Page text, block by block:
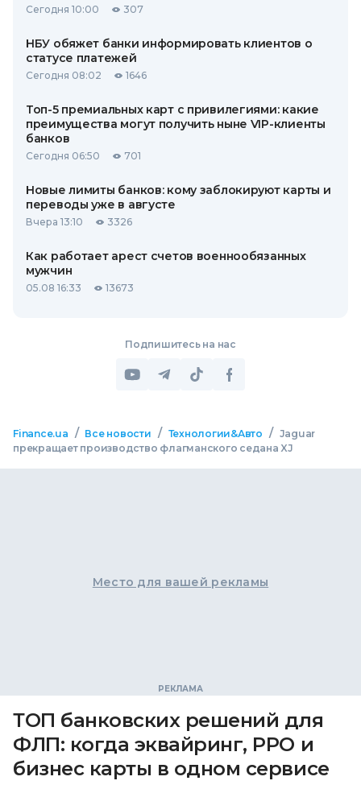
Сегодня 10:00 307
НБУ обяжет банки информировать клиентов о
статусе платежей
Сегодня 08:02 1646
Топ-5 премиальных карт с привилегиями: какие
преимущества могут получить ныне VIP-клиенты
банков
Сегодня 06:50 701
Новые лимиты банков: кому заблокируют карты и
переводы уже в августе
Вчера 13:10 3326
Как работает арест счетов военнообязанных
мужчин
05.08 16:33 13673
Подпишитесь на нас
Finance.ua / Все новости / Технологии&Авто / Jaguar
прекращает производство флагманского седана XJ
Место для вашей рекламы
ТОП банковских решений для
ФЛП: когда эквайринг, РРО и
бизнес карты в одном сервисе